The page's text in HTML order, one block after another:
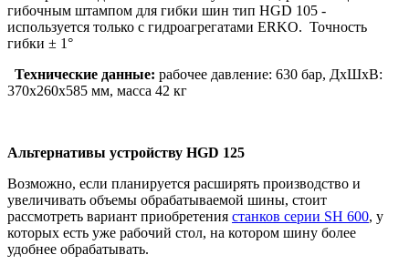
гибочным штампом для гибки шин тип HGD 105 -
используется только с гидроагрегатами ERKO. Точность
гибки ± 1°
Технические данные: рабочее давление: 630 бар, ДхШхВ:
370х260х585 мм, масса 42 кг
Альтернативы устройству HGD 125
Возможно, если планируется расширять производство и
увеличивать объемы обрабатываемой шины, стоит
рассмотреть вариант приобретения станков серии SH 600, у
которых есть уже рабочий стол, на котором шину более
удобнее обрабатывать.